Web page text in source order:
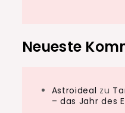
Neueste
Astroideal zu
– das Jahr des